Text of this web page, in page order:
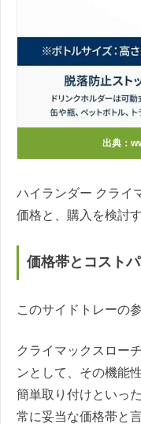
出典：
ハイランダー クライ
価格と、購入を検討
価格帯とコスト
このサイドトレーの
クライマックスロー
ンとして、その機能
簡単取り付けといっ
常に妥当な価格帯と